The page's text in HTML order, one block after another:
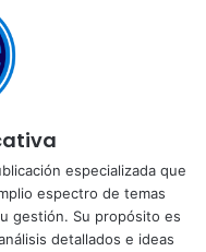
especializada que
espectro de temas
gestión. Su propósito es
detallados e ideas